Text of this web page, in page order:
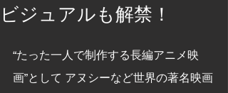
ビジュアルも解禁！
“たった一人で制作する長編アニメ映
画”として アヌシーなど世界の著名映画